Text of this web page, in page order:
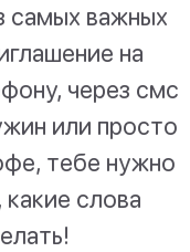
важных
на
через смс
или просто
тебе нужно
какие слова